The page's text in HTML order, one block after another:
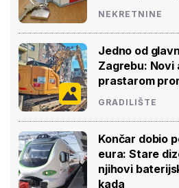
NEKRETNINE
Jedno od
Zagrebu: Novi
prastarom
GRADILIŠTE
Končar dobio
eura: Stare
njihovi
kada